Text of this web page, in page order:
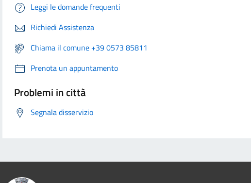
Leggi le domande frequenti
Richiedi Assistenza
Chiama il comune +39 0573 85811
Prenota un appuntamento
Problemi in città
Segnala disservizio